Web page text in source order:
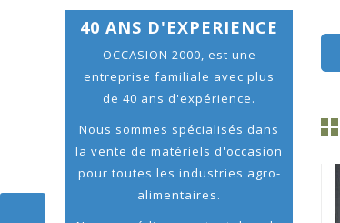
40 ANS D'EXPERIENCE
OCCASION 2000, est une
entreprise familiale avec plus
de 40 ans d'expérience.
Nous sommes spécialisés dans
la vente de matériels d'occasion
pour toutes les industries agro-
alimentaires.